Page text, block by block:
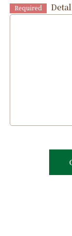
Required